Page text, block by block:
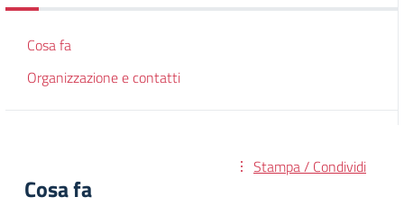
Cosa fa
Organizzazione e contatti
Stampa / Condividi
Cosa fa